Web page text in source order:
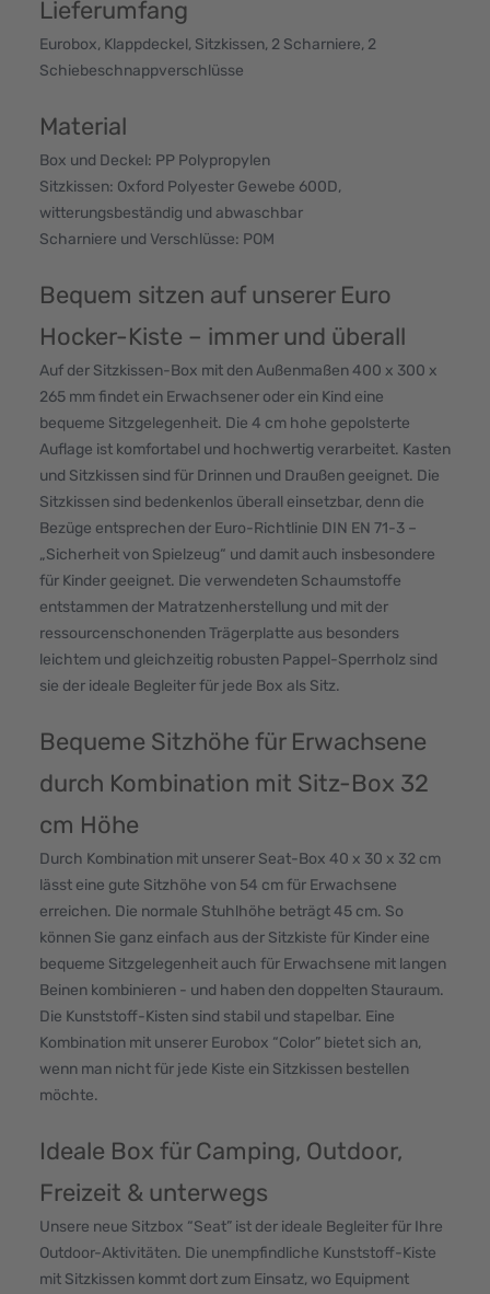
Lieferumfang
Eurobox, Klappdeckel, Sitzkissen, 2 Scharniere, 2
Schiebeschnappverschlüsse
Material
Box und Deckel: PP Polypropylen
Sitzkissen: Oxford Polyester Gewebe 600D,
witterungsbeständig und abwaschbar
Scharniere und Verschlüsse: POM
Bequem sitzen auf unserer Euro
Hocker-Kiste – immer und überall
Auf der Sitzkissen-Box mit den Außenmaßen 400 x 300 x
265 mm findet ein Erwachsener oder ein Kind eine
bequeme Sitzgelegenheit. Die 4 cm hohe gepolsterte
Auflage ist komfortabel und hochwertig verarbeitet. Kasten
und Sitzkissen sind für Drinnen und Draußen geeignet. Die
Sitzkissen sind bedenkenlos überall einsetzbar, denn die
Bezüge entsprechen der Euro-Richtlinie DIN EN 71-3 –
„Sicherheit von Spielzeug“ und damit auch insbesondere
für Kinder geeignet. Die verwendeten Schaumstoffe
entstammen der Matratzenherstellung und mit der
ressourcenschonenden Trägerplatte aus besonders
leichtem und gleichzeitig robusten Pappel-Sperrholz sind
sie der ideale Begleiter für jede Box als Sitz.
Bequeme Sitzhöhe für Erwachsene
durch Kombination mit Sitz-Box 32
cm Höhe
Durch Kombination mit unserer Seat-Box 40 x 30 x 32 cm
lässt eine gute Sitzhöhe von 54 cm für Erwachsene
erreichen. Die normale Stuhlhöhe beträgt 45 cm. So
können Sie ganz einfach aus der Sitzkiste für Kinder eine
bequeme Sitzgelegenheit auch für Erwachsene mit langen
Beinen kombinieren - und haben den doppelten Stauraum.
Die Kunststoff-Kisten sind stabil und stapelbar. Eine
Kombination mit unserer Eurobox “Color” bietet sich an,
wenn man nicht für jede Kiste ein Sitzkissen bestellen
möchte.
Ideale Box für Camping, Outdoor,
Freizeit & unterwegs
Unsere neue Sitzbox “Seat” ist der ideale Begleiter für Ihre
Outdoor-Aktivitäten. Die unempfindliche Kunststoff-Kiste
mit Sitzkissen kommt dort zum Einsatz, wo Equipment